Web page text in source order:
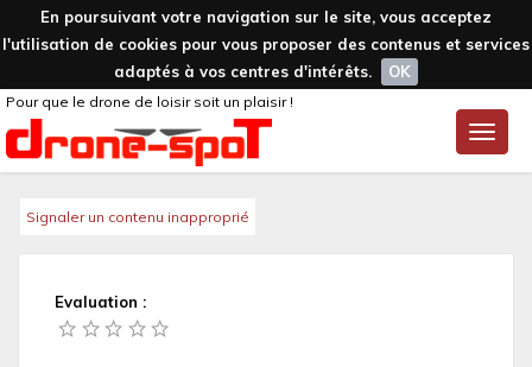
En poursuivant votre navigation sur le site, vous acceptez
l'utilisation de cookies pour vous proposer des contenus et services
adaptés à vos centres d'intérêts.
OK
Toggle
Pour que le drone de loisir soit un plaisir !
Signaler un contenu inapproprié
Evaluation :